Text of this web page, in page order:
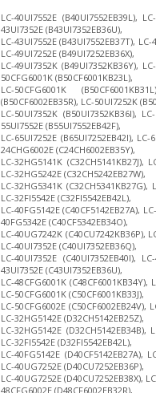
LC-40UI7552E (B40UI7552EB39L),
43UI7352E (B43UI7352EB36U),
LC-43UI7552E (B43UI7552EB37T),
LC-49UI7252E (B49UI7252EB36X),
LC-49UI7352K (B49UI7352KB36Y),
50CFG6001K (B50CF6001KB23L),
LC-50CFG6001K
(B50CF6002EB35R), LC-50UI7252K
LC-50UI7352K (B50UI7352KB36I),
55UI7552E (B55UI7552EB42F),
LC-65UI7252E (B65UI7252EB42I),
24CHG6002E (C24CH6002EB35Y),
LC-32HG5141K (C32CH5141KB27J),
LC-32HG5242E (C32CH5242EB27W),
LC-32HG5341K (C32CH5341KB27G),
LC-32FI5542E (C32FI5542EB42L),
LC-40FG5142E (C40CF5142EB27A),
40FG5342E (C40CF5342EB34O),
LC-40UG7242K (C40CU7242KB36P),
LC-40UI7352E (C40UI7352EB36Q),
LC-40UI7352E (C40UI7352EB40I),
43UI7352E (C43UI7352EB36U),
LC-48CFG6001K (C48CF6001KB34Y),
LC-50CFG6001K (C50CF6001KB33J),
LC-50CFG6002E (C50CF6002EB24V),
LC-32HG5142E (D32CH5142EB25Z),
LC-32HG5142E (D32CH5142EB34B),
LC-32FI5542E (D32FI5542EB42L),
LC-40FG5142E (D40CF5142EB27A),
LC-40UG7252E (D40CU7252EB36P),
LC-40UG7252E (D40CU7252EB38X),
48CFG6002E (D48CF6002EB32R),